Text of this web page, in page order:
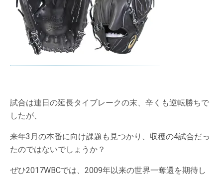
試合は連日の延長タイブレークの末、辛くも逆転勝ちで
したが、
来年3月の本番に向け課題も見つかり、収穫の4試合だっ
たのではないでしょうか？
ぜひ2017WBCでは、2009年以来の世界一奪還を期待し